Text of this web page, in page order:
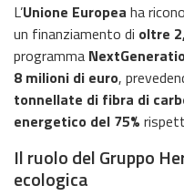
L’Unione Europea ha
un finanziamento di oltre
programma
8 milioni di euro,
tonnellate di fibra di
energetico del 75%
Il ruolo del Gruppo
ecologica